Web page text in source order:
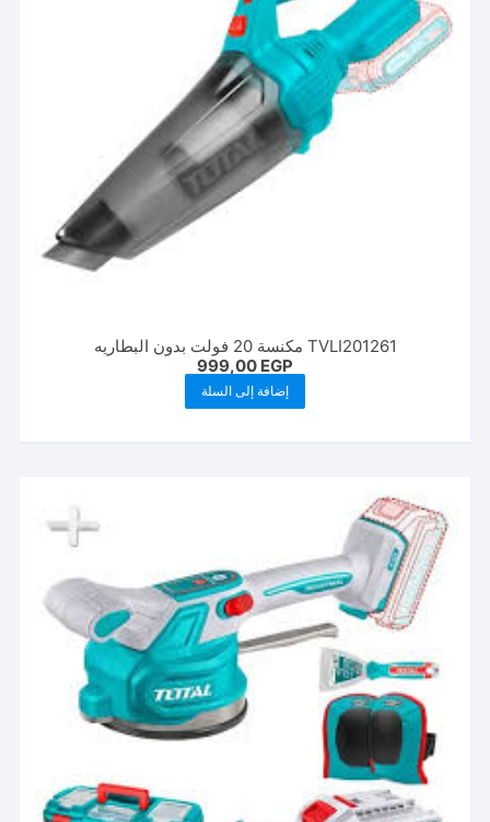
TVLI201261 مكنسة 20 فولت بدون البطاريه
999,00 EGP
إضافة إلى السلة